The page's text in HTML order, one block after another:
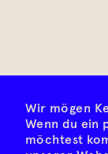
Wir mögen
Wenn du ein
möchtest